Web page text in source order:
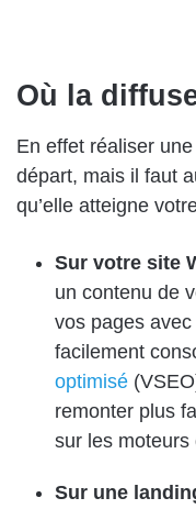
Où la
En effet réaliser
départ, mais il faut
qu’elle atteigne
Sur votre site
un contenu de
vos pages
facilement
optimisé
remonter plus
sur les moteurs
Sur une